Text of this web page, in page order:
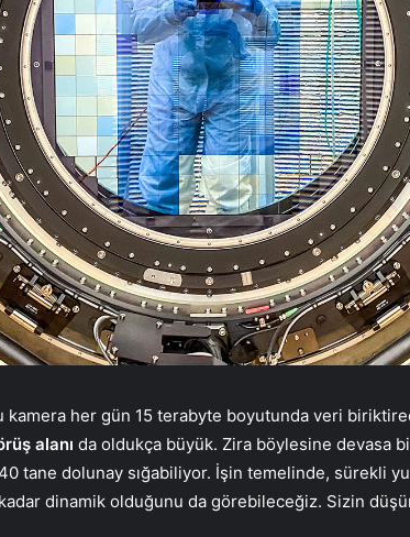
kamera her gün 15 terabyte boyutunda veri
alanı da oldukça büyük. Zira böylesine devasa
tane dolunay sığabiliyor. İşin temelinde, sürekli
dinamik olduğunu da görebileceğiz. Sizin